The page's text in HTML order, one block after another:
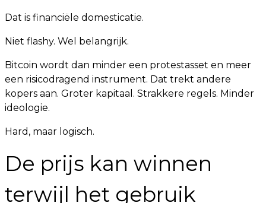
Dat is financiële domesticatie.
Niet flashy. Wel belangrijk.
Bitcoin wordt dan minder een protestasset en meer
een risicodragend instrument. Dat trekt andere
kopers aan. Groter kapitaal. Strakkere regels. Minder
ideologie.
Hard, maar logisch.
De prijs kan winnen
terwijl het gebruik